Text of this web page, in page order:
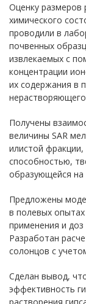
Оценку размеров
химического
проводили в
почвенных
извлекаемых с
концентрации
их содержания в
Получены
величины SAR
илистой
способностью,
образующейся на
Предложены
в полевых
применения и
Разработан
солонцов с
Сделан вывод,
эффективность
растворения